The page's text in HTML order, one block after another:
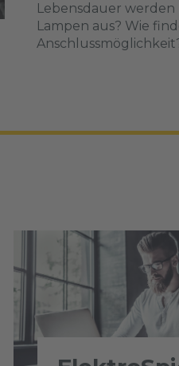
Lebensdauer
Lampen aus? Wie